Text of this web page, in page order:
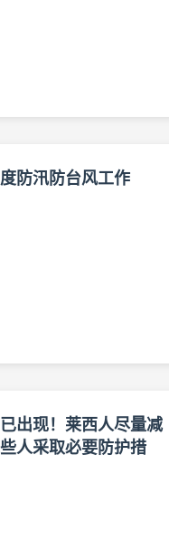
防汛防台风工作
出现！莱西人尽量减
人采取必要防护措